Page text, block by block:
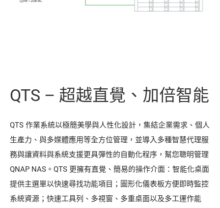
QTS – 超越直覺、加倍智能
QTS 作業系統以極簡美學與人性化設計，集結企業需求、個人
生產力、與多媒體應用等全方位管理，並導入多種智慧代理服
務與讓資料與系統支援更具彈性的自動化程序，幫您聰明管理
QNAP NAS。QTS 更擁有直覺、簡易的操作介面：智能化桌面
提供主選單以快速尋找功能項目；圖形化儀表板方便即時監控
系統資源；快速工具列、多視窗、多重桌面以及多工運作能